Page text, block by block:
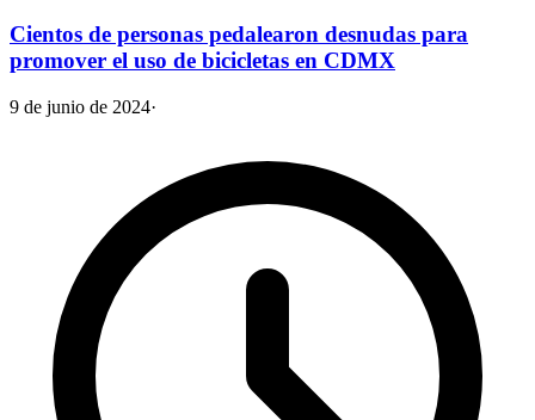
Cientos de personas pedalearon desnudas para
promover el uso de bicicletas en CDMX
9 de junio de 2024·